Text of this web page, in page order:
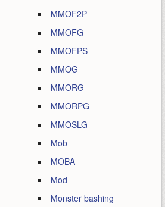
MMOF2P
MMOFG
MMOFPS
MMOG
MMORG
MMORPG
MMOSLG
Mob
MOBA
Mod
Monster bashing